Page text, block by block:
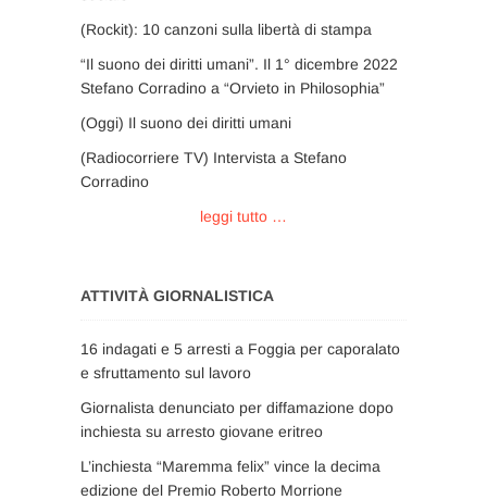
(Rockit): 10 canzoni sulla libertà di stampa
“Il suono dei diritti umani”. Il 1° dicembre 2022
Stefano Corradino a “Orvieto in Philosophia”
(Oggi) Il suono dei diritti umani
(Radiocorriere TV) Intervista a Stefano
Corradino
leggi tutto …
ATTIVITÀ GIORNALISTICA
16 indagati e 5 arresti a Foggia per caporalato
e sfruttamento sul lavoro
Giornalista denunciato per diffamazione dopo
inchiesta su arresto giovane eritreo
L’inchiesta “Maremma felix” vince la decima
edizione del Premio Roberto Morrione